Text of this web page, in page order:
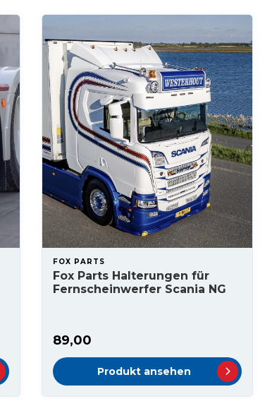
FOX PARTS
Fox Parts Halterungen für
Fernscheinwerfer Scania NG
89,00
Produkt ansehen